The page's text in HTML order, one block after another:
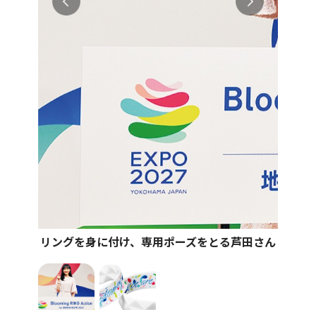
リングを身に付け、専用ポーズをとる芦田さん